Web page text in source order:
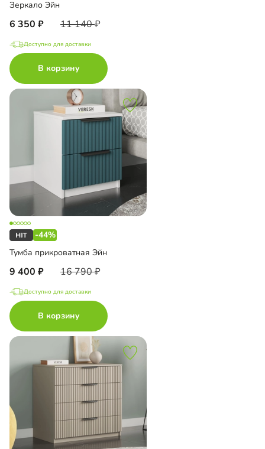
Зеркало Эйн
6 350 11 140
Доступно для доставки
В корзину
-44%
Тумба прикроватная Эйн
9 400 16 790
Доступно для доставки
В корзину